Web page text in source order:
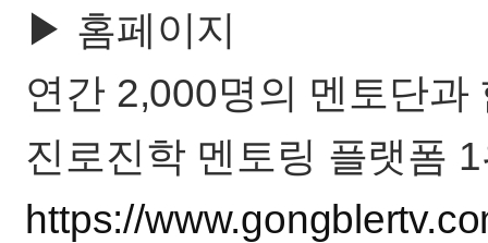
▶ 홈페이지
연간 2,000명의 멘토단과
진로진학 멘토링 플랫폼
https://